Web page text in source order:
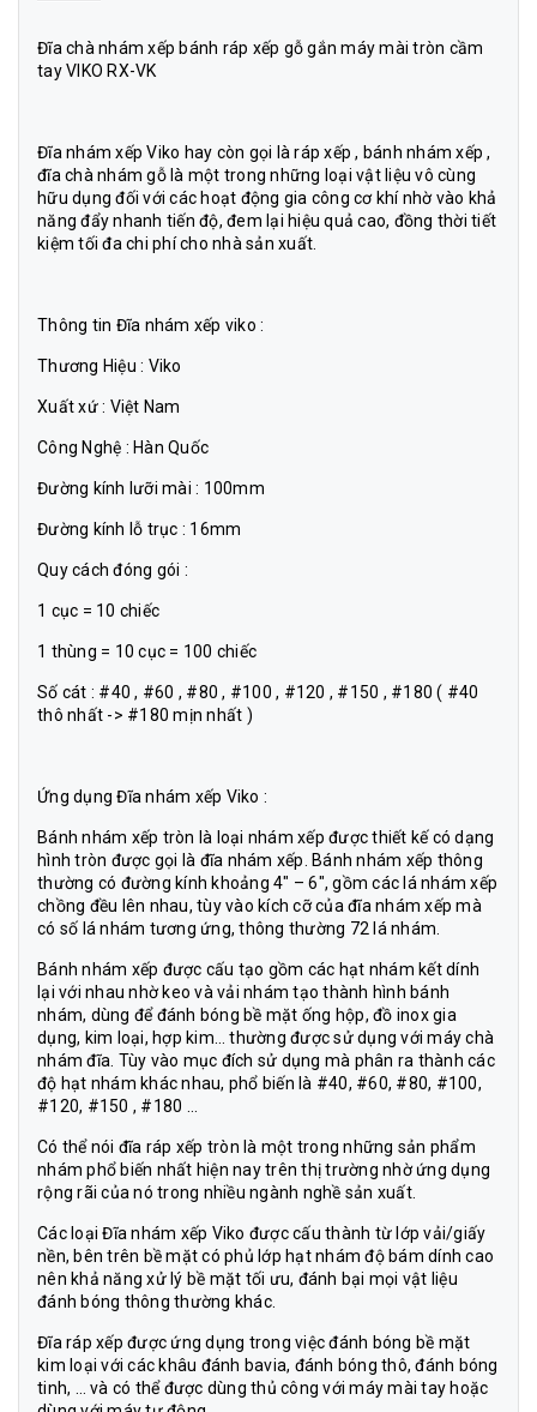
Đĩa chà nhám xếp bánh ráp xếp gỗ gắn máy mài tròn cầm
tay VIKO RX-VK
Đĩa nhám xếp Viko hay còn gọi là ráp xếp , bánh nhám xếp ,
đĩa chà nhám gỗ là một trong những loại vật liệu vô cùng
hữu dụng đối với các hoạt động gia công cơ khí nhờ vào khả
năng đẩy nhanh tiến độ, đem lại hiệu quả cao, đồng thời tiết
kiệm tối đa chi phí cho nhà sản xuất.
Thông tin Đĩa nhám xếp viko :
Thương Hiệu : Viko
Xuất xứ : Việt Nam
Công Nghệ : Hàn Quốc
Đường kính lưỡi mài : 100mm
Đường kính lỗ trục : 16mm
Quy cách đóng gói :
1 cục = 10 chiếc
1 thùng = 10 cục = 100 chiếc
Số cát : #40 , #60 , #80 , #100 , #120 , #150 , #180 ( #40
thô nhất -> #180 mịn nhất )
Ứng dụng Đĩa nhám xếp Viko :
Bánh nhám xếp tròn là loại nhám xếp được thiết kế có dạng
hình tròn được gọi là đĩa nhám xếp. Bánh nhám xếp thông
thường có đường kính khoảng 4″ – 6″, gồm các lá nhám xếp
chồng đều lên nhau, tùy vào kích cỡ của đĩa nhám xếp mà
có số lá nhám tương ứng, thông thường 72 lá nhám.
Bánh nhám xếp được cấu tạo gồm các hạt nhám kết dính
lại với nhau nhờ keo và vải nhám tạo thành hình bánh
nhám, dùng để đánh bóng bề mặt ống hộp, đồ inox gia
dụng, kim loại, hợp kim… thường được sử dụng với máy chà
nhám đĩa. Tùy vào mục đích sử dụng mà phân ra thành các
độ hạt nhám khác nhau, phổ biến là #40, #60, #80, #100,
#120, #150 , #180 …
Có thể nói đĩa ráp xếp tròn là một trong những sản phẩm
nhám phổ biến nhất hiện nay trên thị trường nhờ ứng dụng
rộng rãi của nó trong nhiều ngành nghề sản xuất.
Các loại Đĩa nhám xếp Viko được cấu thành từ lớp vải/giấy
nền, bên trên bề mặt có phủ lớp hạt nhám độ bám dính cao
nên khả năng xử lý bề mặt tối ưu, đánh bại mọi vật liệu
đánh bóng thông thường khác.
Đĩa ráp xếp được ứng dụng trong việc đánh bóng bề mặt
kim loại với các khâu đánh bavia, đánh bóng thô, đánh bóng
tinh, … và có thể được dùng thủ công với máy mài tay hoặc